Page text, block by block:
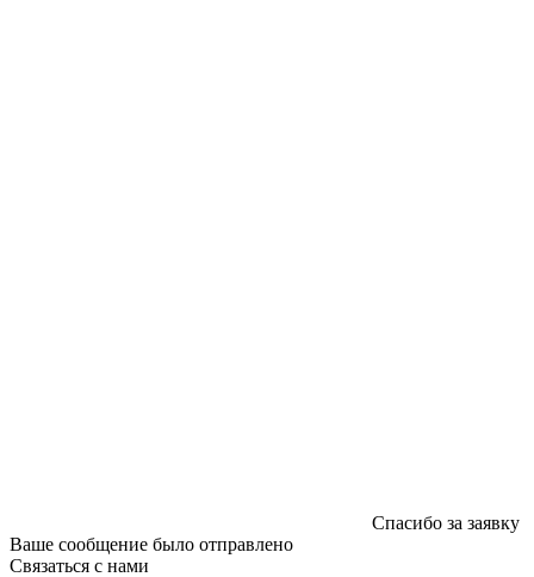
Спасибо за заявку
Ваше сообщение было отправлено
Связаться с нами